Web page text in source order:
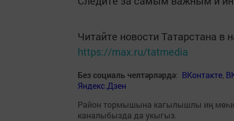
Читайте новости Татарстана
https://max.ru/tatmedia
Без социаль челтәрләрдә: ВКонтакте,
Яндекс.Дзен
Район тормышына кагылышлы иң
каналыбызда да укыгыз.